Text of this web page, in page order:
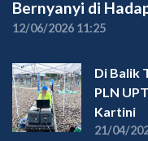
Bernyanyi di
12/06/2026 11:25
Di Balik
PLN
Kartini
21/04/